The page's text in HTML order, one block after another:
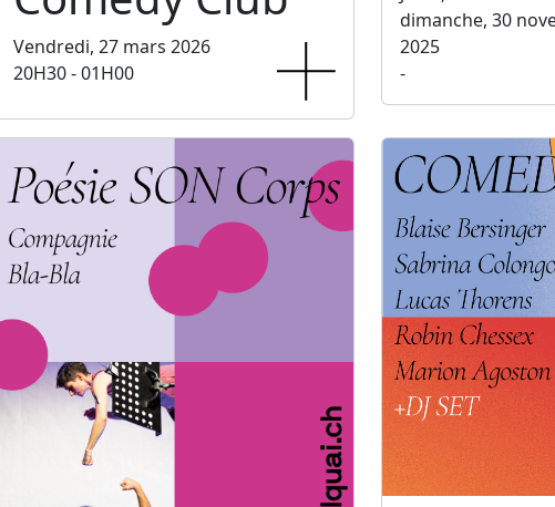
Vendredi, 27 mars 2026
20H30 - 01H00
dimanche, 30
2025
-